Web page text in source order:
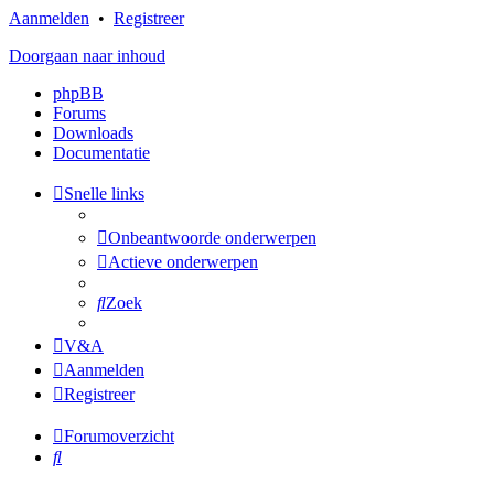
Aanmelden • Registreer
Doorgaan naar inhoud
phpBB
Forums
Downloads
Documentatie
Snelle links
Onbeantwoorde onderwerpen
Actieve onderwerpen
Zoek
V&A
Aanmelden
Registreer
Forumoverzicht
Zoek